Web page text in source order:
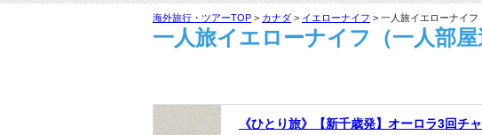
海外旅行・ツアーTOP カナダ イエローナイフ 一人旅イエローナイフ
一人旅イエローナイフ（一人部
《ひとり旅》【新千歳発】オーロラ3回チ